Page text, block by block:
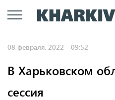
к
08 февраля, 2022 - 09:52
В Харьковском
сессия